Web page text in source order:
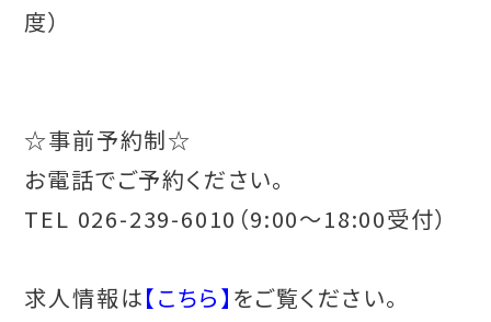
度）
☆事前予約制☆
お電話でご予約ください。
TEL 026-239-6010（9:00〜18:00受付）
求人情報は【こちら】 をご覧ください。